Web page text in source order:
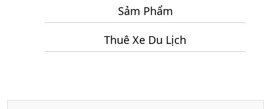
2
Ngày
1
Đêm
Sảm Phẩm
Thuê Xe Du Lịch